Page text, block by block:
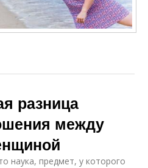
разница
между
наука, предмет, у которого